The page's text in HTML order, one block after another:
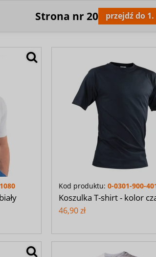
Strona nr 20 przejdź do
Kod produktu: 0-0301-900-
Koszulka T-shirt - kolor
46,90 zł